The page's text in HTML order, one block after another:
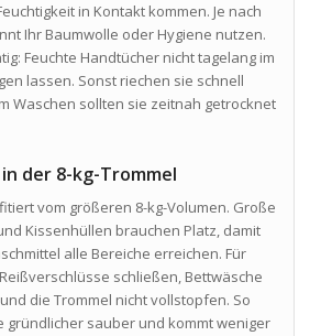
in Kontakt kommen. Je nach
Ihr Baumwolle oder Hygiene nutzen.
Feuchte Handtücher nicht tagelang im
lassen. Sonst riechen sie schnell
Waschen sollten sie zeitnah getrocknet
der 8-kg-Trommel
vom größeren 8-kg-Volumen. Große
Kissenhüllen brauchen Platz, damit
alle Bereiche erreichen. Für
schließen, Bettwäsche
die Trommel nicht vollstopfen. So
gründlicher sauber und kommt weniger